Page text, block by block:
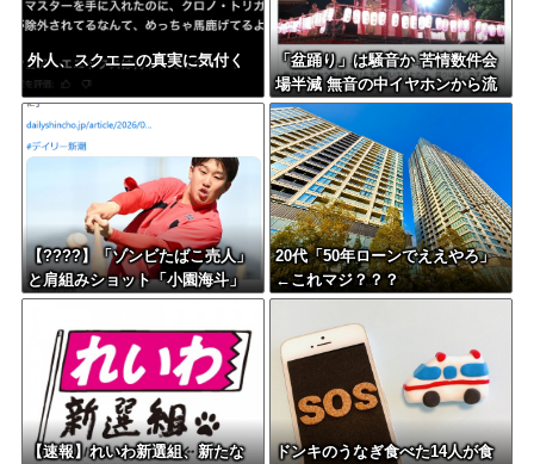
外人、スクエニの真実に気付く
「盆踊り」は騒音か 苦情数件会
場半減 無音の中イヤホンから流
れる曲に合わせ踊るサイレント
盆ダンスも
【????】「ゾンビたばこ売人」
と肩組みショット「小園海斗」
に注がれる“厳しい視線” 「レ
ギュラー剥奪も選択肢のひとつ
に」
20代「50年ローンでええやろ」
←これマジ？？？
【速報】れいわ新選組、新たな
ドンキのうなぎ食べた14人が食